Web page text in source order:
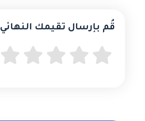
قُم بإرسال تقيمك النهائي